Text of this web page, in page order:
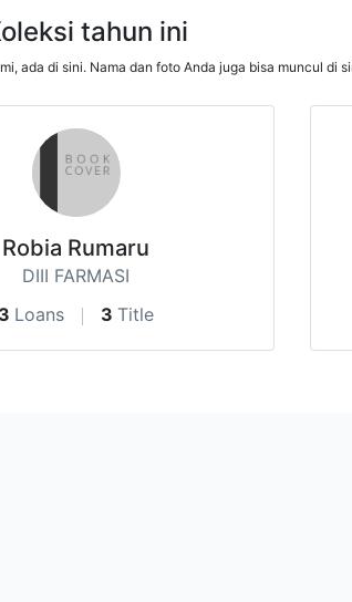
tahun ini
ada di sini. Nama dan foto Anda juga bisa muncul di
Robia Rumaru
DIII FARMASI
3 Loans 3 Title